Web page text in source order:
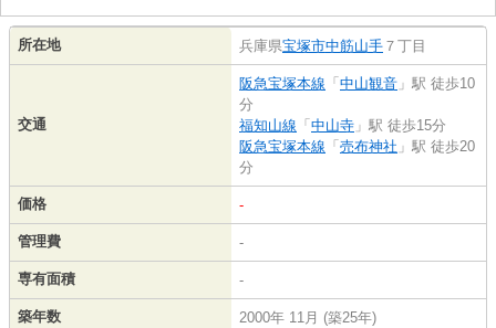
所在地 兵庫県宝塚市中筋山手 ７丁目
交通
阪急宝塚本線 「 中山観音 」駅 徒歩10
分
福知山線 「 中山寺 」駅 徒歩15分
阪急宝塚本線 「 売布神社 」駅 徒歩20
分
価格 -
管理費 -
専有面積 -
築年数 2000年 11月 (築25年)